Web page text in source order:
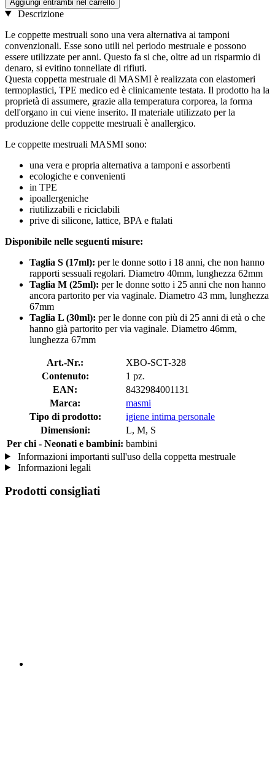
Aggiungi entrambi nel carrello
Descrizione
Le coppette mestruali sono una vera alternativa ai tamponi
convenzionali. Esse sono utili nel periodo mestruale e possono
essere utilizzate per anni. Questo fa si che, oltre ad un risparmio di
denaro, si evitino tonnellate di rifiuti.
Questa coppetta mestruale di MASMI è realizzata con elastomeri
termoplastici, TPE medico ed è clinicamente testata. Il prodotto ha la
proprietà di assumere, grazie alla temperatura corporea, la forma
dell'organo in cui viene inserito. Il materiale utilizzato per la
produzione delle coppette mestruali è anallergico.
Le coppette mestruali MASMI sono:
una vera e propria alternativa a tamponi e assorbenti
ecologiche e convenienti
in TPE
ipoallergeniche
riutilizzabili e riciclabili
prive di silicone, lattice, BPA e ftalati
Disponibile nelle seguenti misure:
Taglia S (17ml): per le donne sotto i 18 anni, che non hanno
rapporti sessuali regolari. Diametro 40mm, lunghezza 62mm
Taglia M (25ml): per le donne sotto i 25 anni che non hanno
ancora partorito per via vaginale. Diametro 43 mm, lunghezza
67mm
Taglia L (30ml): per le donne con più di 25 anni di età o che
hanno già partorito per via vaginale. Diametro 46mm,
lunghezza 67mm
Art.-Nr.:
XBO-SCT-328
Contenuto:
1 pz.
EAN:
8432984001131
Marca:
masmi
Tipo di prodotto:
igiene intima personale
Dimensioni:
L, M, S
Per chi - Neonati e bambini: bambini
Informazioni importanti sull'uso della coppetta mestruale
Informazioni legali
Prodotti consigliati